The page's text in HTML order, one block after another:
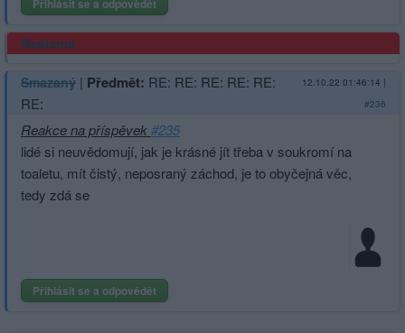
Přihlásit se a odpovědět
Reklama
Smazaný | Předmět: RE: RE: RE: RE: RE:
RE:
12.10.22 01:46:14 |
#236
Reakce na příspěvek#235
lidé si neuvědomují, jak je krásné jít třeba v soukromí na
toaletu, mít čistý, neposraný záchod, je to obyčejná věc,
tedy zdá se
Přihlásit se a odpovědět